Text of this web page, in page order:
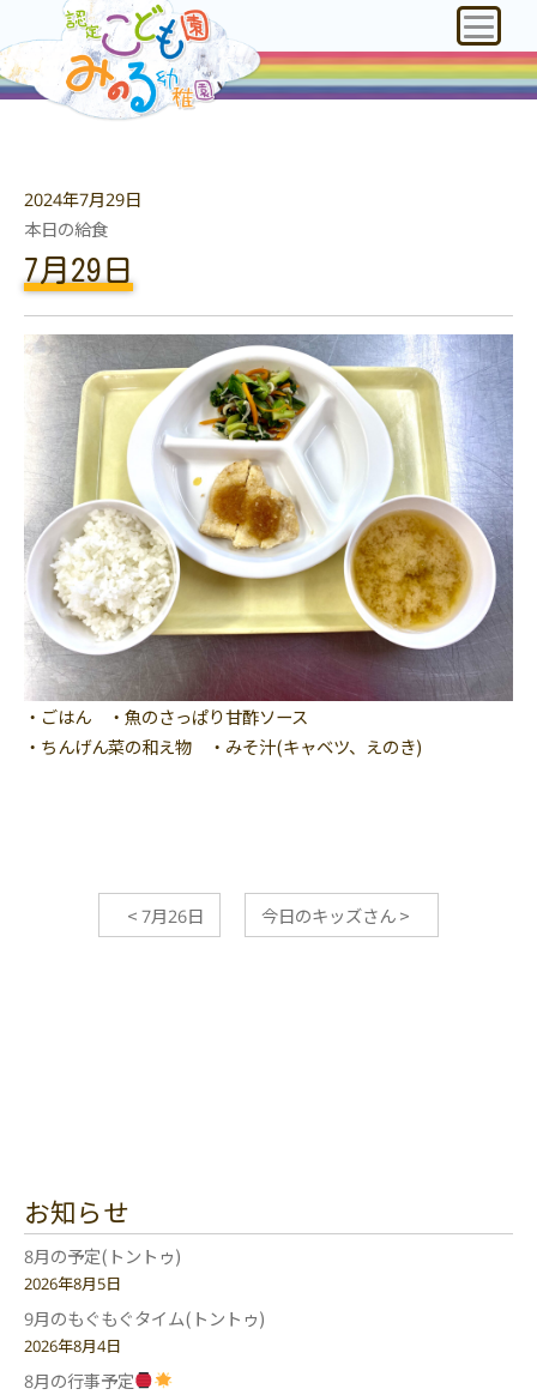
2024年7月29日
本日の給食
7月29日
・ごはん ・魚のさっぱり甘酢ソース
・ちんげん菜の和え物 ・みそ汁(キャベツ、えのき)
<7月26日 今日のキッズさん>
お知らせ
8月の予定(トントゥ)
2026年8月5日
9月のもぐもぐタイム(トントゥ)
2026年8月4日
8月の行事予定